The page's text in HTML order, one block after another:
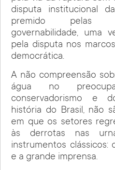
disputa institucional
premido pelas
governabilidade, uma
pela disputa nos
democrática.
A não compreensão
água no
conservadorismo e
história do Brasil, não
em que os setores
às derrotas nas
instrumentos clássicos:
e a grande imprensa.